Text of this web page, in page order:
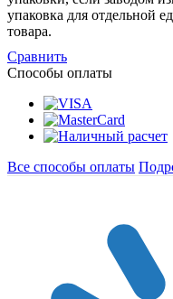
упаковка для отдельной
товара.
Сравнить
Способы оплаты
Все способы оплаты